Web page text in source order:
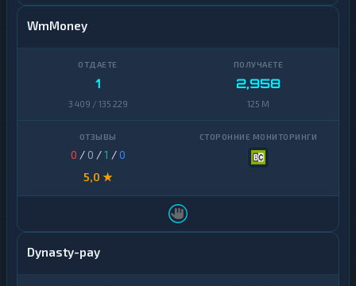
WmMoney
1
3 409 / 135 229
2,958
125 M
0 / 0 /1 /0
5,0 ★
Dynasty-pay